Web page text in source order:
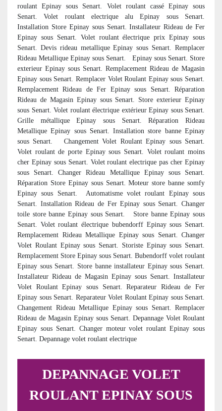
roulant Epinay sous Senart. Volet roulant cassé Epinay sous
Senart. Volet roulant electrique alu Epinay sous Senart.
Installation Store Epinay sous Senart. Installateur Rideau de Fer
Epinay sous Senart. Volet roulant électrique prix Epinay sous
Senart. Devis rideau metallique Epinay sous Senart. Remplacer
Rideau Metallique Epinay sous Senart. Epinay sous Senart. Store
exterieur Epinay sous Senart. Remplacement Rideau de Magasin
Epinay sous Senart. Remplacer Volet Roulant Epinay sous Senart.
Remplacement Rideau de Fer Epinay sous Senart. Réparation
Rideau de Magasin Epinay sous Senart. Store exterieur Epinay
sous Senart. Volet roulant électrique extérieur Epinay sous Senart.
Grille métallique Epinay sous Senart. Réparation Rideau
Metallique Epinay sous Senart. Installation store banne Epinay
sous Senart. Changement Volet Roulant Epinay sous Senart.
Volet roulant de porte Epinay sous Senart. Volet roulant moins
cher Epinay sous Senart. Volet roulant electrique pas cher Epinay
sous Senart. Changer Rideau Metallique Epinay sous Senart.
Réparation Store Epinay sous Senart. Moteur store banne somfy
Epinay sous Senart. Automatisme volet roulant Epinay sous
Senart. Installation Rideau de Fer Epinay sous Senart. Changer
toile store banne Epinay sous Senart. Store banne Epinay sous
Senart. Volet roulant électrique bubendorff Epinay sous Senart.
Remplacement Rideau Metallique Epinay sous Senart. Changer
Volet Roulant Epinay sous Senart. Storiste Epinay sous Senart.
Remplacement Store Epinay sous Senart. Bubendorff volet roulant
Epinay sous Senart. Store banne installateur Epinay sous Senart.
Installateur Rideau de Magasin Epinay sous Senart. Installateur
Volet Roulant Epinay sous Senart. Reparateur Rideau de Fer
Epinay sous Senart. Reparateur Volet Roulant Epinay sous Senart.
Changement Rideau Metallique Epinay sous Senart. Remplacer
Rideau de Magasin Epinay sous Senart. Depannage Volet Roulant
Epinay sous Senart. Changer moteur volet roulant Epinay sous
Senart. Depannage volet roulant electrique
DEPANNAGE VOLET
ROULANT EPINAY SOUS